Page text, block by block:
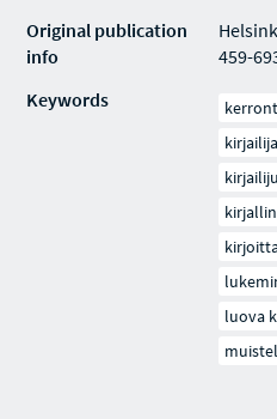
Original publication
info
459-
Keywords
luova